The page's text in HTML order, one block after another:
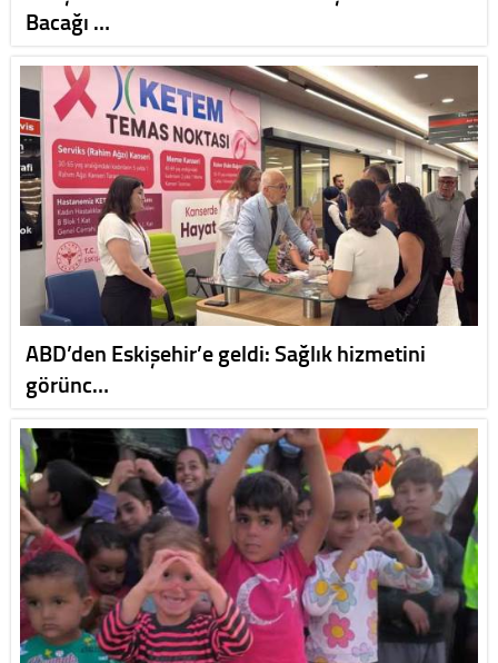
Bacağı …
ABD’den Eskişehir’e geldi: Sağlık hizmetini
görünc…